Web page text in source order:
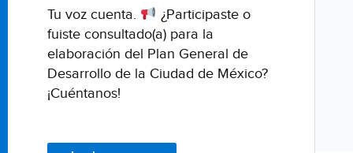
Califica este portal
Tu voz cuenta.
¿Participaste o
fuiste consultado(a) para la
elaboración del Plan General de
Desarrollo de la Ciudad de México?
¡Cuéntanos!